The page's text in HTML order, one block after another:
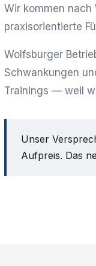
Wir kommen nach
praxisorientierte
Wolfsburger
Schwankungen
Trainings — weil
Unser
Aufpreis. Das